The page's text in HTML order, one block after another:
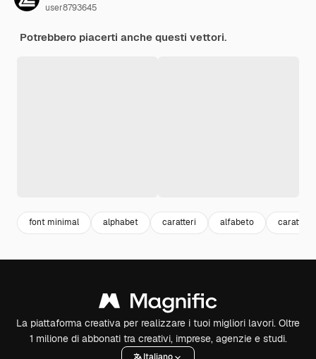
user8793645
Potrebbero piacerti anche questi vettori.
font minimal alphabet caratteri alfabeto carattere
La piattaforma creativa per realizzare i tuoi migliori lavori. Oltre
1 milione di abbonati tra creativi, imprese, agenzie e studi.